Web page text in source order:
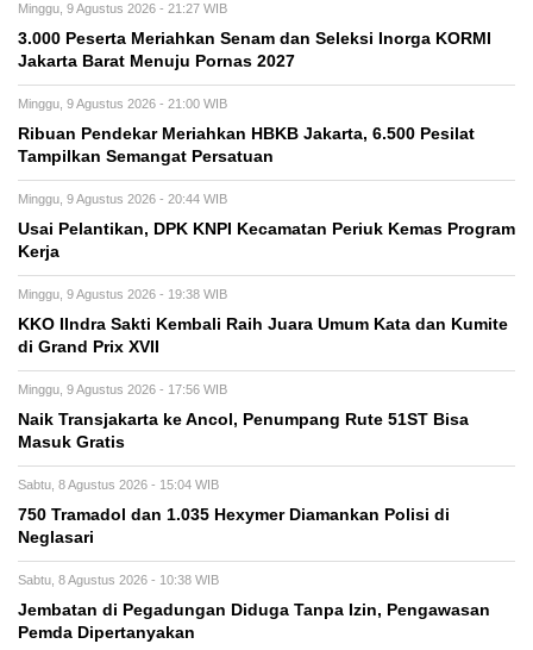
Minggu, 9 Agustus 2026 - 21:27 WIB
3.000 Peserta Meriahkan Senam dan Seleksi Inorga KORMI
Jakarta Barat Menuju Pornas 2027
Minggu, 9 Agustus 2026 - 21:00 WIB
Ribuan Pendekar Meriahkan HBKB Jakarta, 6.500 Pesilat
Tampilkan Semangat Persatuan
Minggu, 9 Agustus 2026 - 20:44 WIB
Usai Pelantikan, DPK KNPI Kecamatan Periuk Kemas Program
Kerja
Minggu, 9 Agustus 2026 - 19:38 WIB
KKO IIndra Sakti Kembali Raih Juara Umum Kata dan Kumite
di Grand Prix XVII
Minggu, 9 Agustus 2026 - 17:56 WIB
Naik Transjakarta ke Ancol, Penumpang Rute 51ST Bisa
Masuk Gratis
Sabtu, 8 Agustus 2026 - 15:04 WIB
750 Tramadol dan 1.035 Hexymer Diamankan Polisi di
Neglasari
Sabtu, 8 Agustus 2026 - 10:38 WIB
Jembatan di Pegadungan Diduga Tanpa Izin, Pengawasan
Pemda Dipertanyakan